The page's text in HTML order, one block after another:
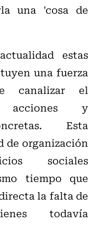
una 'cosa de
estas
una fuerza
canalizar el
acciones y
Esta
de organización
sociales
tiempo que
la falta de
todavía